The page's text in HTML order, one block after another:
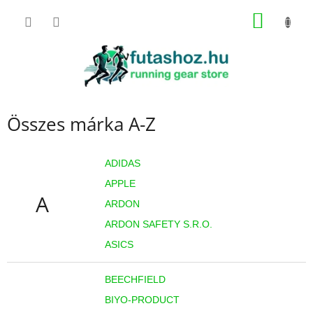
KOSÁR
Összes márka A-Z
A
ADIDAS
APPLE
ARDON
ARDON SAFETY S.R.O.
ASICS
BEECHFIELD
BIYO-PRODUCT